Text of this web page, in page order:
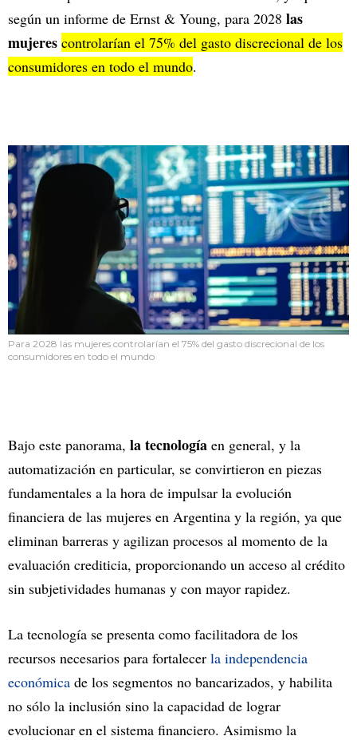
según un informe de Ernst & Young, para 2028 las
mujeres controlarían el 75% del gasto discrecional de los
consumidores en todo el mundo.
Para 2028 las mujeres controlarían el 75% del gasto discrecional de los
consumidores en todo el mundo
Bajo este panorama, la tecnología en general, y la
automatización en particular, se convirtieron en piezas
fundamentales a la hora de impulsar la evolución
financiera de las mujeres en Argentina y la región, ya que
eliminan barreras y agilizan procesos al momento de la
evaluación crediticia, proporcionando un acceso al crédito
sin subjetividades humanas y con mayor rapidez.
La tecnología se presenta como facilitadora de los
recursos necesarios para fortalecer la independencia
económica de los segmentos no bancarizados, y habilita
no sólo la inclusión sino la capacidad de lograr
evolucionar en el sistema financiero. Asimismo la